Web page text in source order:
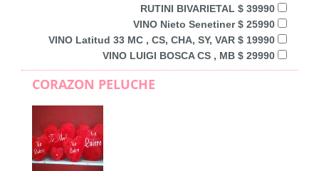
RUTINI BIVARIETAL $ 39990
VINO Nieto Senetiner $ 25990
VINO Latitud 33 MC , CS, CHA, SY, VAR $ 19990
VINO LUIGI BOSCA CS , MB $ 29990
CORAZON PELUCHE